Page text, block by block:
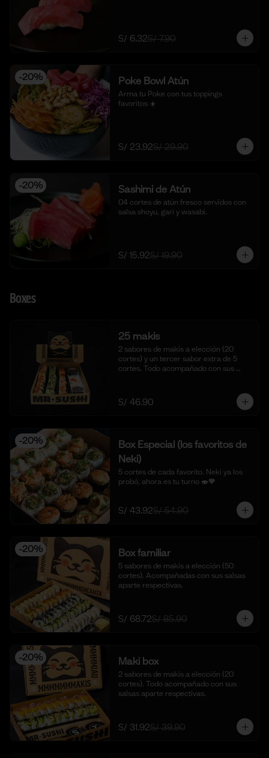
S/ 6.32S/ 7.90
-20% Poke Bowl Atún
Arma tu Poke con tus toppings
favoritos ☀️
S/ 23.92S/ 29.90
-20% Sashimi de Atún
04 cortes de atún fresco servidos con
salsa shoyu, gari y wasabi.
S/ 15.92S/ 19.90
Boxes
25 makis
2 sabores de makis a elección (20
cortes) y un tercer sabor extra de 5
cortes. Todo acompañado con sus
S/ 46.90
-20%
Box Especial (los favoritos de
Neki)
5 cortes de cada favorito. Neki ya los
probó, ahora es tu turno 🍣🧡
S/ 43.92S/ 54.90
-20% Box familiar
5 sabores de makis a elección (50
cortes). Acompañadas con sus salsas
aparte respectivas.
S/ 68.72S/ 85.90
-20% Maki box
2 sabores de makis a elección (20
cortes). Todo acompañado con sus
salsas aparte respectivas.
S/ 31.92S/ 39.90